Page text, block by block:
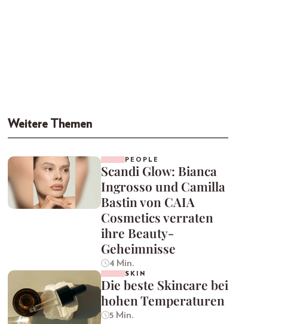
Weitere Themen
PEOPLE
Scandi Glow: Bianca
Ingrosso und Camilla
Bastin von CAIA
Cosmetics verraten
ihre Beauty-
Geheimnisse
4 Min.
SKIN
Die beste Skincare bei
hohen Temperaturen
5 Min.